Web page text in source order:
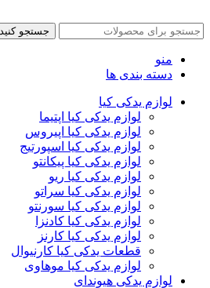
جستجو کنید
منو
دسته بندی ها
لوازم یدکی کیا
لوازم یدکی کیا اپتیما
لوازم یدکی کیا اپیروس
لوازم یدکی کیا اسپورتیج
لوازم یدکی کیا پیکانتو
لوازم یدکی کیا ریو
لوازم یدکی کیا سراتو
لوازم یدکی کیا سورنتو
لوازم یدکی کیا کادنزا
لوازم یدکی کیا کارنز
قطعات یدکی کیا کارنیوال
لوازم یدکی کیا موهاوی
لوازم یدکی هیوندای